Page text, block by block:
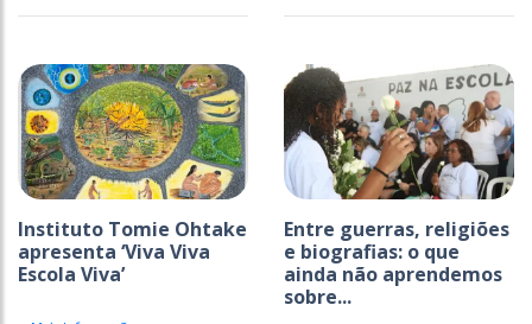
Instituto Tomie Ohtake
apresenta ‘Viva Viva
Escola Viva’
Entre guerras, religiões
e biografias: o que
ainda não aprendemos
sobre...